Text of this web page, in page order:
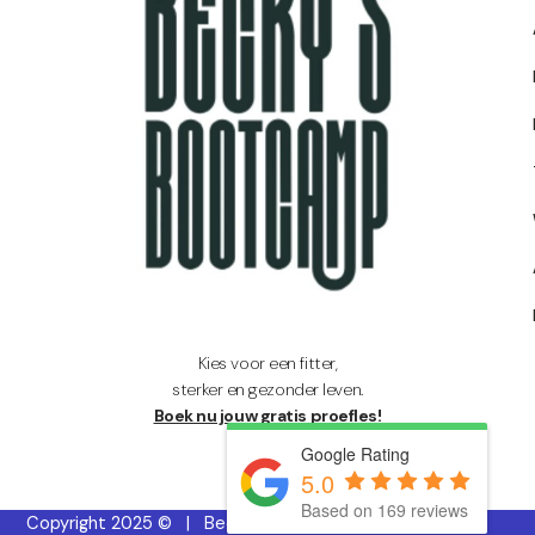
Kies voor een fitter,
sterker en gezonder leven.
Boek nu jouw gratis proefles!
Copyright 2025 © | Becky’s Bootcamp | KVK
Google Rating
5.0
Based on 169 reviews